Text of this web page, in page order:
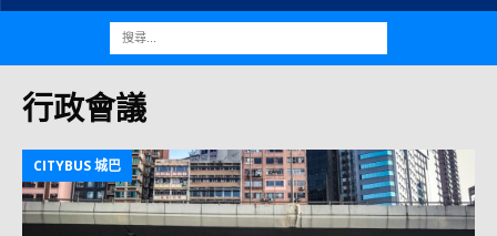
行政會議
CITYBUS 城巴